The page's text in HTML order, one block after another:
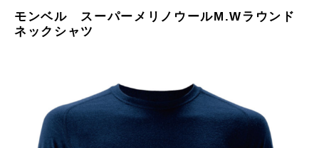
モンベル スーパーメリノウールM.Wラウンド
ネックシャツ